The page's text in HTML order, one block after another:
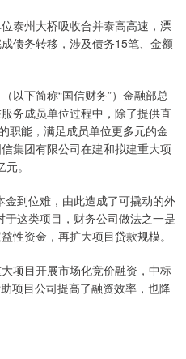
州大桥吸收合并泰高高速，溧
债务转移，涉及债务15笔、金额
下简称“国信财务”）金融部总
务成员单位过程中，除了提供直
职能，满足成员单位更多元的金
集团有限公司在建和拟建重大项
。
到位难，由此造成了可撬动的外
这类项目，财务公司做法之一是
性资金，再扩大项目贷款规模。
目开展市场化竞价融资，中标
项目公司提高了融资效率，也降